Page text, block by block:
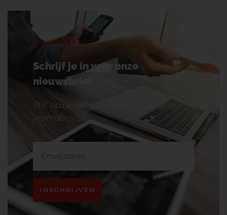
NIEUWSBRIEF
Schrijf je in voor onze
nieuwsbrief
Blijf op de hoogte van onze acties en
promoties.
INSCHRIJVEN